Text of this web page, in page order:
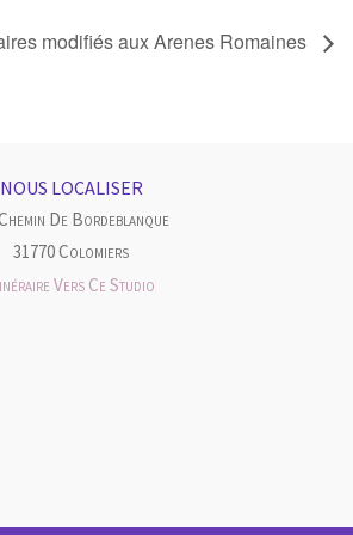
modifiés aux Arenes Romaines
NOUS LOCALISER
De Bordeblanque
31770 Colomiers
Vers Ce Studio